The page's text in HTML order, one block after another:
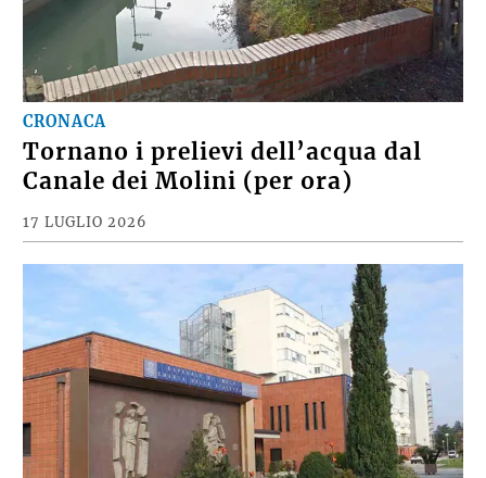
CRONACA
Tornano i prelievi dell’acqua dal
Canale dei Molini (per ora)
17 LUGLIO 2026